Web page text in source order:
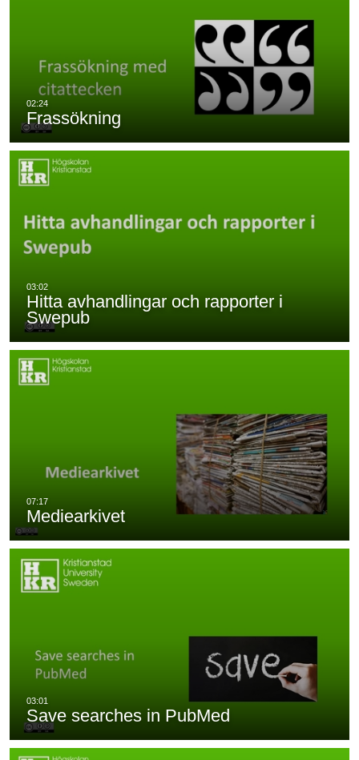
Frassökning
Hitta avhandlingar och rapporter i
Swepub
Mediearkivet
Save searches in PubMed